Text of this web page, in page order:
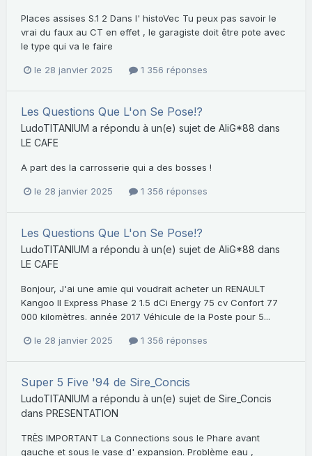
Places assises S.1 2 Dans l' histoVec Tu peux pas savoir le
vrai du faux au CT en effet , le garagiste doit être pote avec
le type qui va le faire
le 28 janvier 2025 1 356 réponses
Les Questions Que L'on Se Pose!?
LudoTITANIUM a répondu à un(e) sujet de AliG*88 dans
LE CAFE
A part des la carrosserie qui a des bosses !
le 28 janvier 2025 1 356 réponses
Les Questions Que L'on Se Pose!?
LudoTITANIUM a répondu à un(e) sujet de AliG*88 dans
LE CAFE
Bonjour, J'ai une amie qui voudrait acheter un RENAULT
Kangoo II Express Phase 2 1.5 dCi Energy 75 cv Confort 77
000 kilomètres. année 2017 Véhicule de la Poste pour 5...
le 28 janvier 2025 1 356 réponses
Super 5 Five '94 de Sire_Concis
LudoTITANIUM a répondu à un(e) sujet de Sire_Concis
dans PRESENTATION
TRÈS IMPORTANT La Connections sous le Phare avant
gauche et sous le vase d' expansion. Problème eau ,